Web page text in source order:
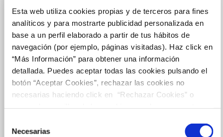
Esta web utiliza cookies propias y de terceros para fines
analíticos y para mostrarte publicidad personalizada en
base a un perfil elaborado a partir de tus hábitos de
navegación (por ejemplo, páginas visitadas). Haz click en
“Más Información” para obtener una información
detallada. Puedes aceptar todas las cookies pulsando el
botón “Aceptar Cookies”, rechazar las cookies no
necesarias haciendo click en “Rechazar Cookies” o
Necesarias